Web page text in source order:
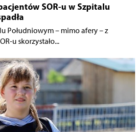
SOR-u w Szpitalu
Południowym – mimo afery – z
u skorzystało...